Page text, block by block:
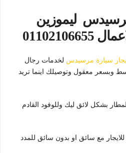
ليموزين
سيارة مرسيدس لخدمات رجال
وبسعر معقول وتوصيلك اينما تريد
بشكل لائق ليك وللوفود القادم
للايجار مع سائق او بدون سائق للمدد